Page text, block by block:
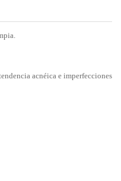
acnéica e imperfecciones